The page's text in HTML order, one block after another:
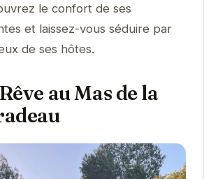
le confort de ses
et laissez-vous séduire par
de ses hôtes.
au Mas de la